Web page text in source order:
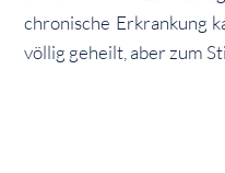
chronische Erkrankung
völlig geheilt, aber zum